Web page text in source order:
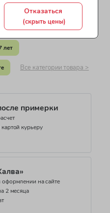
лет
лет
Все категории товара >
примерки
курьеру
на сайте
2 месяца
Отказаться
(скрыть цены)